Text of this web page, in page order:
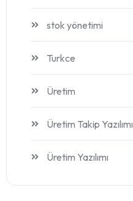
stok yönetimi
Turkce
Üretim
Üretim Takip Yazılımı
Üretim Yazılımı